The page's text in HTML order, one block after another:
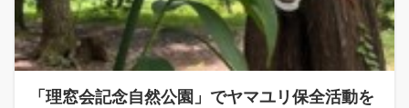
「理窓会記念自然公園」でヤマユリ保全活動を